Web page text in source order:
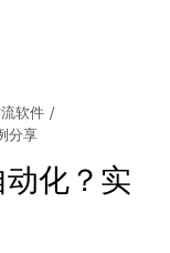
软件 /
分享
化？实